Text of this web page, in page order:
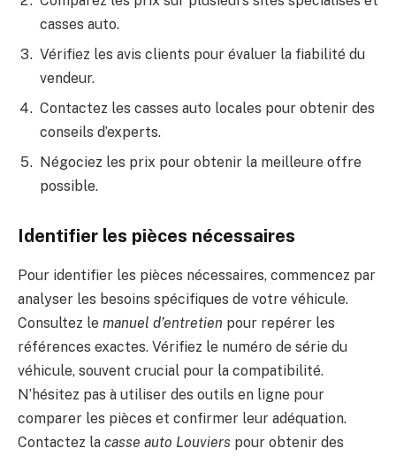
casses auto.
Vérifiez les avis clients pour évaluer la fiabilité du
vendeur.
Contactez les casses auto locales pour obtenir des
conseils d’experts.
Négociez les prix pour obtenir la meilleure offre
possible.
Identifier les pièces nécessaires
Pour identifier les pièces nécessaires, commencez par
analyser les besoins spécifiques de votre véhicule.
Consultez le manuel d’entretien pour repérer les
références exactes. Vérifiez le numéro de série du
véhicule, souvent crucial pour la compatibilité.
N’hésitez pas à utiliser des outils en ligne pour
comparer les pièces et confirmer leur adéquation.
Contactez la casse auto Louviers pour obtenir des